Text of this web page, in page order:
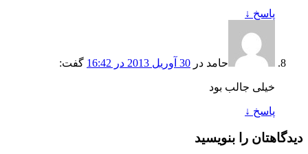
پاسخ ↓
حامد در 30 آوریل 2013 در 16:42 گفت:
خیلی جالب بود
پاسخ ↓
دیدگاهتان را بنویسید